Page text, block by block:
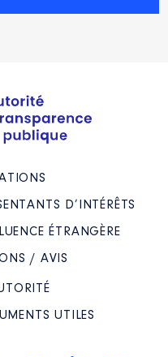
D’INTÉRÊTS
ÉTRANGÈRE
/ AVIS
UTILES